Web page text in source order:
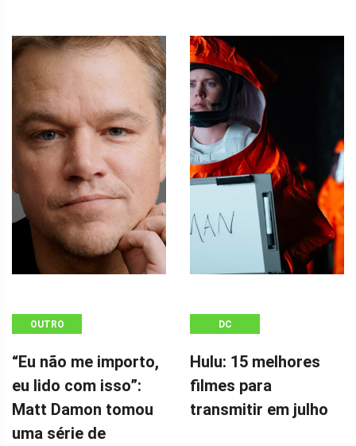
OUTRO
“Eu não me importo,
eu lido com isso”:
Matt Damon tomou
uma série de
DC
Hulu: 15 melhores
filmes para
transmitir em julho